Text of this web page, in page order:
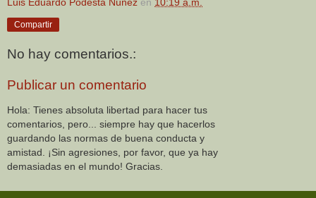
Compartir
No hay comentarios.:
Publicar un comentario
Hola: Tienes absoluta libertad para hacer tus
comentarios, pero... siempre hay que hacerlos
guardando las normas de buena conducta y
amistad. ¡Sin agresiones, por favor, que ya hay
demasiadas en el mundo! Gracias.